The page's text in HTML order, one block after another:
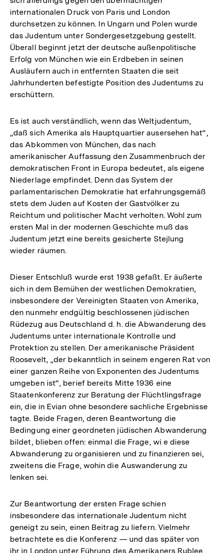
internationalen Druck von Paris und London
durchsetzen zu können. In Ungarn und Polen wurde
das Judentum unter Sondergesetzgebung gestellt.
Überall beginnt jetzt der deutsche außenpolitische
Erfolg von München wie ein Erdbeben in seinen
Ausläufern auch in entfernten Staaten die seit
Jahrhunderten befestigte Position des Judentums zu
erschüttern.
Es ist auch verständlich, wenn das Weltjudentum,
„daß sich Amerika als Hauptquartier ausersehen hat“,
das Abkommen von München, das nach
amerikanischer Auffassung den Zusammenbruch der
demokratischen Front in Europa bedeutet, als eigene
Niederlage empfindet. Denn das System der
parlamentarischen Demokratie hat erfahrungsgemäß
stets dem Juden auf Kosten der Gastvölker zu
Reichtum und politischer Macht verholten. Wohl zum
ersten Mal in der modernen Geschichte muß das
Judentum jetzt eine bereits gesicherte Stejlung
wieder räumen.
Dieser Entschluß wurde erst 1938 gefaßt. Er äußerte
sich in dem Bemühen der westlichen Demokratien,
insbesondere der Vereinigten Staaten von Amerika,
den nunmehr endgültig beschlossenen jüdischen
Rüdezug aus Deutschland d. h. die Abwanderung des
Judentums unter internationale Kontrolle und
Protektion zu stellen. Der amerikanische Präsident
Roosevelt, „der bekanntlich in seinem engeren Rat von
einer ganzen Reihe von Exponenten des Judentums
umgeben ist“, berief bereits Mitte 1936 eine
Staatenkonferenz zur Beratung der Flüchtlingsfrage
ein, die in Evian ohne besondere sachliche Ergebnisse
tagte. Beide Fragen, deren Beantwortung die
Bedingung einer geordneten jüdischen Abwanderung
bildet, blieben offen: einmal die Frage, wi e diese
Abwanderung zu organisieren und zu finanzieren sei,
zweitens die Frage, wohin die Auswanderung zu
lenken sei.
Zur Beantwortung der ersten Frage schien
insbesondere das internationale Judentum nicht
geneigt zu sein, einen Beitrag zu liefern. Vielmehr
betrachtete es die Konferenz — und das später von
ihr in London unter Führung des Amerikaners Rublee